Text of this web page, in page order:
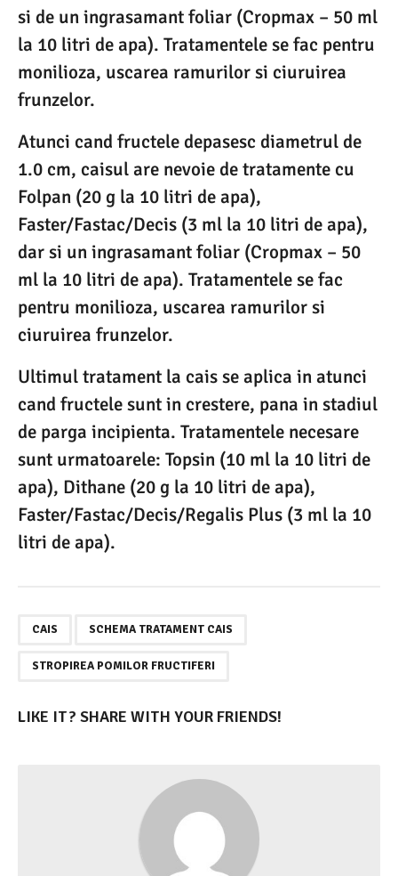
si de un ingrasamant foliar (Cropmax – 50 ml
la 10 litri de apa). Tratamentele se fac pentru
monilioza, uscarea ramurilor si ciuruirea
frunzelor.
Atunci cand fructele depasesc diametrul de
1.0 cm, caisul are nevoie de tratamente cu
Folpan (20 g la 10 litri de apa),
Faster/Fastac/Decis (3 ml la 10 litri de apa),
dar si un ingrasamant foliar (Cropmax – 50
ml la 10 litri de apa). Tratamentele se fac
pentru monilioza, uscarea ramurilor si
ciuruirea frunzelor.
Ultimul tratament la cais se aplica in atunci
cand fructele sunt in crestere, pana in stadiul
de parga incipienta. Tratamentele necesare
sunt urmatoarele: Topsin (10 ml la 10 litri de
apa), Dithane (20 g la 10 litri de apa),
Faster/Fastac/Decis/Regalis Plus (3 ml la 10
litri de apa).
CAIS SCHEMA TRATAMENT CAIS
STROPIREA POMILOR FRUCTIFERI
LIKE IT? SHARE WITH YOUR FRIENDS!